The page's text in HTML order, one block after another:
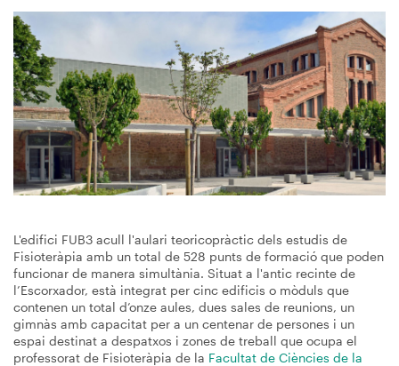
Imagen
L'edifici FUB3 acull l'aulari teoricopràctic dels estudis de
Fisioteràpia amb un total de 528 punts de formació que poden
funcionar de manera simultània. Situat a l'antic recinte de
l’Escorxador, està integrat per cinc edificis o mòduls que
contenen un total d’onze aules, dues sales de reunions, un
gimnàs amb capacitat per a un centenar de persones i un
espai destinat a despatxos i zones de treball que ocupa el
professorat de Fisioteràpia de la Facultat de Ciències de la